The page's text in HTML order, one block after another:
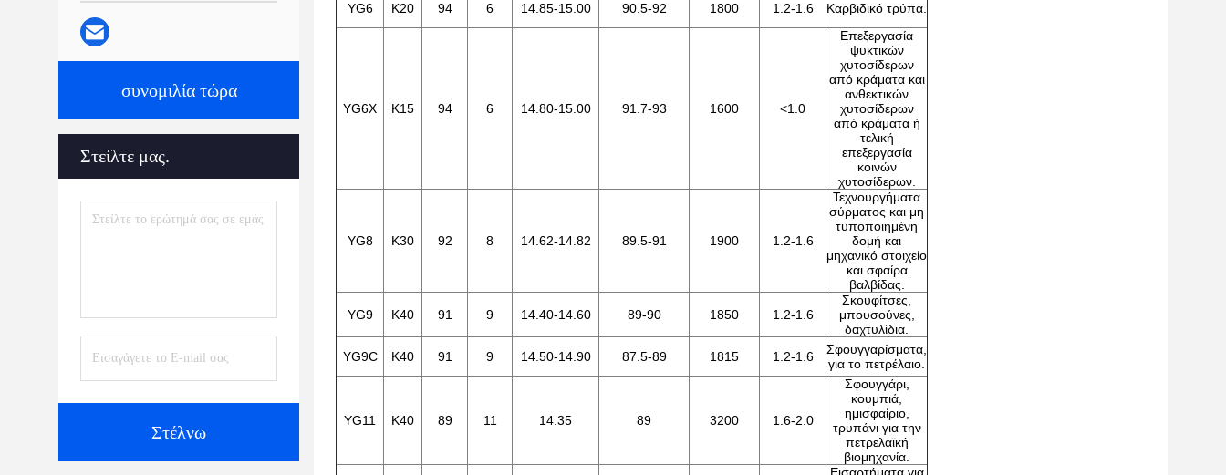
συνομιλία τώρα
Στείλτε μας.
Στέλνω
YG6
K20 94 6 14.85-15.00 90.5-92 1800 1.2-1.6 Καρβιδικό τρύπα.
YG6X K15 94 6 14.80-15.00 91.7-93 1600 <1.0
Επεξεργασία
ψυκτικών
χυτοσίδερων
από κράματα και
ανθεκτικών
χυτοσίδερων
από κράματα ή
τελική
επεξεργασία
κοινών
χυτοσίδερων.
YG8 K30 92 8 14.62-14.82 89.5-91 1900 1.2-1.6
Τεχνουργήματα
σύρματος και μη
τυποποιημένη
δομή και
μηχανικό στοιχείο
και σφαίρα
βαλβίδας.
YG9 K40 91 9 14.40-14.60 89-90 1850 1.2-1.6
Σκουφίτσες,
μπουσούνες,
δαχτυλίδια.
YG9C
K40 91 9 14.50-14.90 87.5-89 1815 1.2-1.6
Σφουγγαρίσματα,
για το πετρέλαιο.
YG11 K40 89 11 14.35 89 3200 1.6-2.0
Σφουγγάρι,
κουμπιά,
ημισφαίριο,
τρυπάνι για την
πετρελαϊκή
βιομηχανία.